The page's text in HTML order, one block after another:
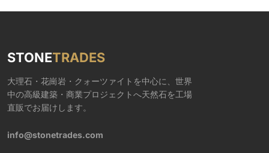
STONETRADES
大理石・花崗岩・クォーツァイトを中心に、世界
中の高級建築・商業プロジェクトへ天然石を工場
直販でお届けします。
info@stonetrades.com